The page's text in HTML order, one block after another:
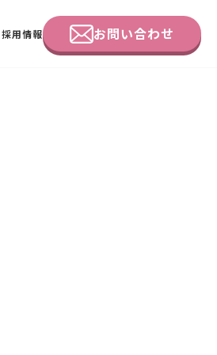
採用情報 お問い合わせ